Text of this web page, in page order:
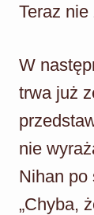
Teraz nie
W
trwa już
nie
Nihan po
„Chyba,